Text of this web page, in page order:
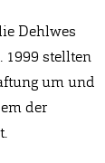
Dehlwes
1999 stellten
um und
der